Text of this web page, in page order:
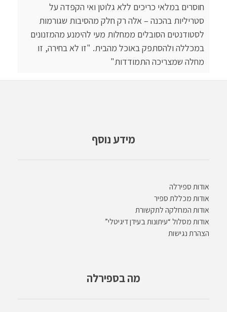
חוסרים במלאי כריכים ללא גלוטן ואי הקפדה על
סטריליות בהכנה – אלה רק חלק מהסיבות שגורמות
לסטודנטים הסובלים ממחלות מעי להימנע מהמזנונים
במכללה ולהסתפק באוכל מהבית. "זו לא בחירה, זו
מחלה שמצריכה התמודדות"
מידע נוסף
אודות ספירלה
אודות מכללת ספיר
אודות המחלקה לתקשורת
אודות מסלול “עיתונות בעידן דיגיטלי”
הצהרת נגישות
מה בספירלה